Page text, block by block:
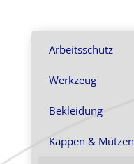
Arbeitsschutz
Werkzeug
Bekleidung
Kappen & Mützen